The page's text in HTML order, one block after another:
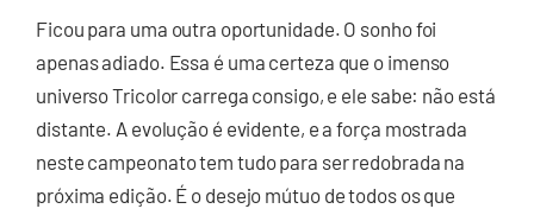
Ficou para uma outra oportunidade. O sonho foi
apenas adiado. Essa é uma certeza que o imenso
universo Tricolor carrega consigo, e ele sabe: não está
distante. A evolução é evidente, e a força mostrada
neste campeonato tem tudo para ser redobrada na
próxima edição. É o desejo mútuo de todos os que